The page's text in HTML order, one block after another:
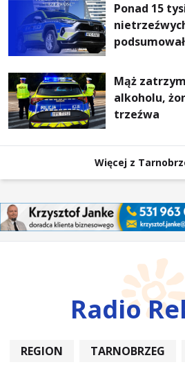
Ponad 15
Mąż
alkoholu,
trzeźwa
Więcej z
Radio
REGION TARNOBRZEG